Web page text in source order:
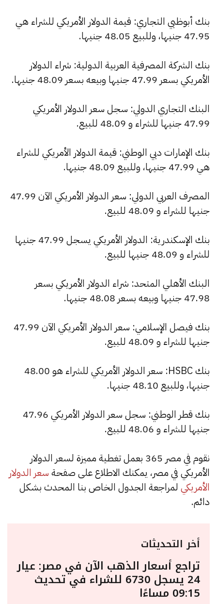
بنك أبوظبي التجاري: قيمة الدولار الأمريكي للشراء هي
47.95 جنيها، وللبيع 48.05 جنيها.
بنك الشركة المصرفية العربية الدولية: شراء الدولار
الأمريكي بسعر 47.99 جنيها وبيعه بسعر 48.09 جنيها.
البنك التجاري الدولي: سجل سعر الدولار الأمريكي
47.99 جنيها للشراء و 48.09 للبيع.
بنك الإمارات دبي الوطني: قيمة الدولار الأمريكي للشراء
هي 47.99 جنيها، وللبيع 48.09 جنيها.
المصرف العربي الدولي: سعر الدولار الأمريكي الآن 47.99
جنيها للشراء و 48.09 للبيع.
بنك الإسكندرية: الدولار الأمريكي يسجل 47.99 جنيها
للشراء و 48.09 جنيها للبيع.
البنك الأهلي المتحد: شراء الدولار الأمريكي بسعر
47.98 جنيها وبيعه بسعر 48.08 جنيها.
بنك فيصل الإسلامي: سعر الدولار الأمريكي الآن 47.99
جنيها للشراء و 48.09 للبيع.
بنك HSBC: سعر الدولار الأمريكي للشراء هو 48.00
جنيها، وللبيع 48.10 جنيها.
بنك قطر الوطني: سجل سعر الدولار الأمريكي 47.96
جنيها للشراء و 48.06 للبيع.
نقوم في مصر 365 بعمل تغطية مميزة لسعر الدولار
الأمريكي في مصر، يمكنك الاطلاع على صفحة سعر الدولار
الأمريكي لمراجعة الجدول الخاص بنا المحدث بشكل
دائم.
أخر التحديثات
تراجع أسعار الذهب الآن في مصر: عيار
24 يسجل 6730 للشراء في تحديث
09:15 مساءًا